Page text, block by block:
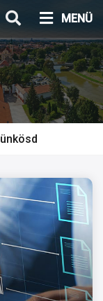
MENÜ